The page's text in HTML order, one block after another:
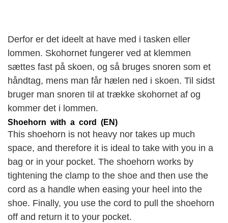
Derfor er det ideelt at have med i tasken eller
lommen. Skohornet fungerer ved at klemmen
sættes fast på skoen, og så bruges snoren som et
håndtag, mens man får hælen ned i skoen. Til sidst
bruger man snoren til at trække skohornet af og
kommer det i lommen.
Shoehorn with a cord (EN)
This shoehorn is not heavy nor takes up much
space, and therefore it is ideal to take with you in a
bag or in your pocket. The shoehorn works by
tightening the clamp to the shoe and then use the
cord as a handle when easing your heel into the
shoe. Finally, you use the cord to pull the shoehorn
off and return it to your pocket.